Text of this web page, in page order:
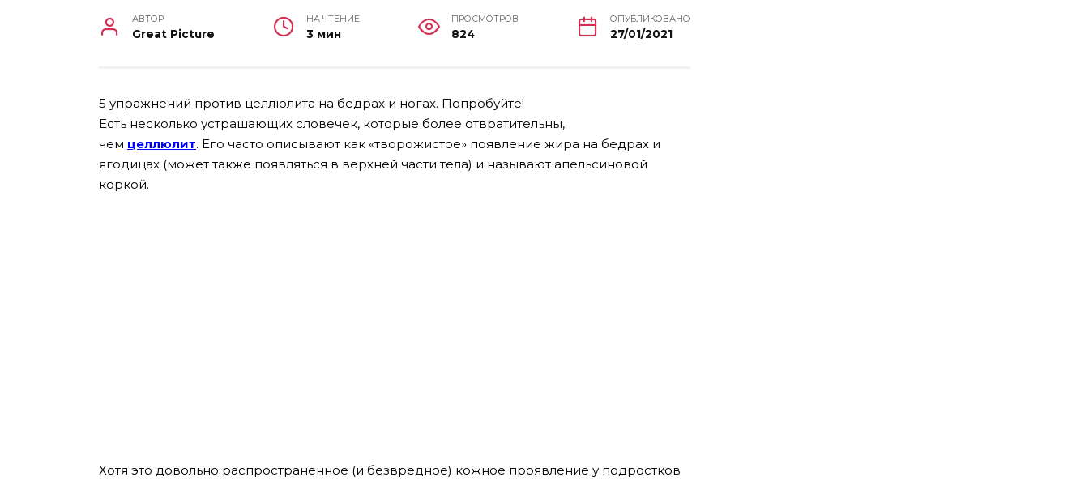
АВТОР
Great Picture
НА ЧТЕНИЕ
3 мин
ПРОСМОТРОВ
824
ОПУБЛИКОВАНО
27/01/2021
5 упражнений против целлюлита на бедрах и ногах. Попробуйте!
Есть несколько устрашающих словечек, которые более отвратительны,
чем целлюлит. Его часто описывают как «творожистое» появление жира на бедрах и
ягодицах (может также появляться в верхней части тела) и называют апельсиновой
коркой.
Хотя это довольно распространенное (и безвредное) кожное проявление у подростков